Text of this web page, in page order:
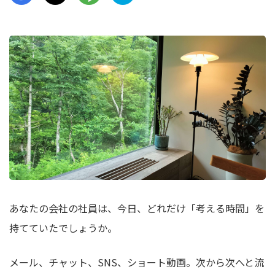
あなたの会社の社員は、今日、どれだけ「考える時間」を
持てていたでしょうか。
メール、チャット、SNS、ショート動画。次から次へと流